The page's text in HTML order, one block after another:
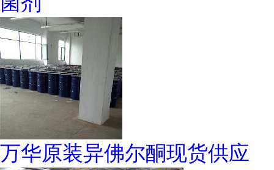
万华原装异佛尔酮现货供应